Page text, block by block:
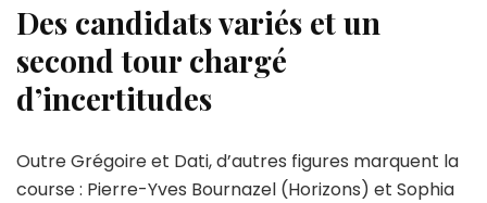
Des candidats variés et un
second tour chargé
d’incertitudes
Outre Grégoire et Dati, d’autres figures marquent la
course : Pierre-Yves Bournazel (Horizons) et Sophia